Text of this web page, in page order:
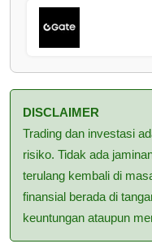
DISCLAIMER
Trading dan investasi
risiko. Tidak ada
terulang kembali di
finansial berada di
keuntungan ataupun